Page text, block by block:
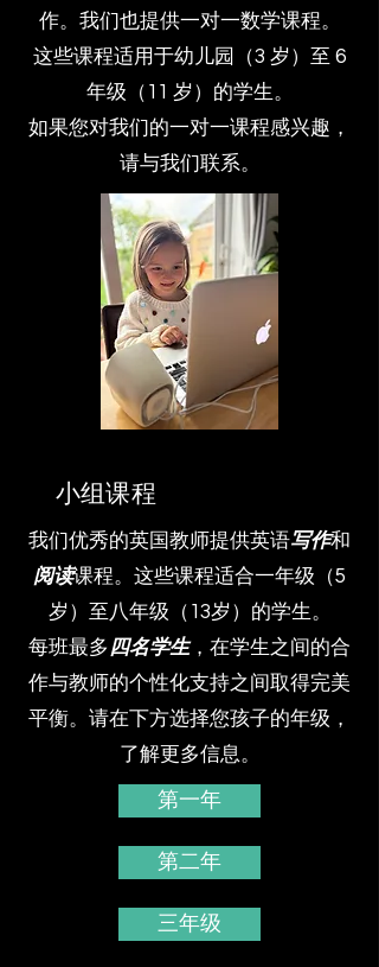
作。我们也提供一对一数学课程。
这些课程适用于幼儿园（3 岁）至 6
年级（11 岁）的学生。
如果您对我们的一对一课程感兴趣，
请与我们联系。
小组课程
我们优秀的英国教师提供英语写作和
阅读课程。这些课程适合一年级（5
岁）至八年级（13岁）的学生。
每班最多四名学生，在学生之间的合
作与教师的个性化支持之间取得完美
平衡。请在下方选择您孩子的年级，
了解更多信息。
第一年
第二年
三年级